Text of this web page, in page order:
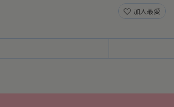
加入最愛